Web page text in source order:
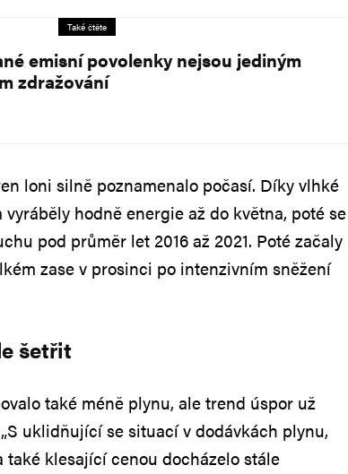
Také čtěte
emisní povolenky nejsou jediným
zdražování
loni silně poznamenalo počasí. Díky vlhké
hodně energie až do května, poté se
pod průměr let 2016 až 2021. Poté začaly
zase v prosinci po intenzivním sněžení
šetřit
také méně plynu, ale trend úspor už
uklidňující se situací v dodávkách plynu,
klesající cenou docházelo stále